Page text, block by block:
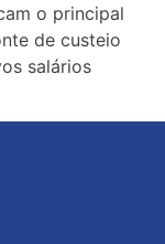
o principal
de custeio
salários